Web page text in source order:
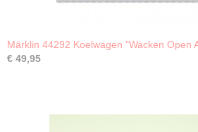
Märklin 44292 Koelwagen "Wacken Open
€ 49,95